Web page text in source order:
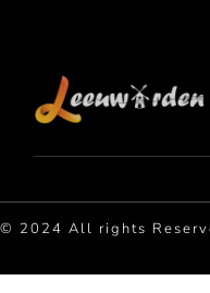
© 2024 All rights